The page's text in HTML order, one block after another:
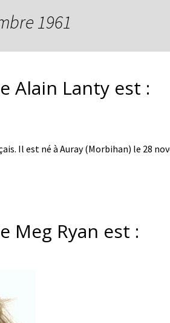
1961
Alain Lanty est :
Il est né à Auray (Morbihan) le 28
Meg Ryan est :